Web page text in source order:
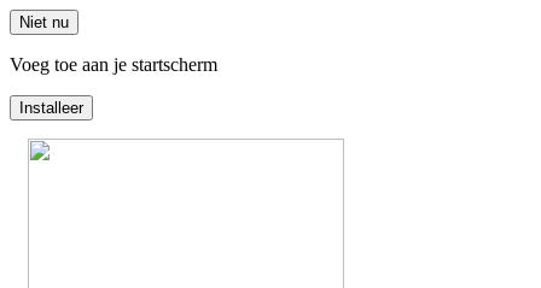
Niet nu
Voeg toe aan je startscherm
Installeer